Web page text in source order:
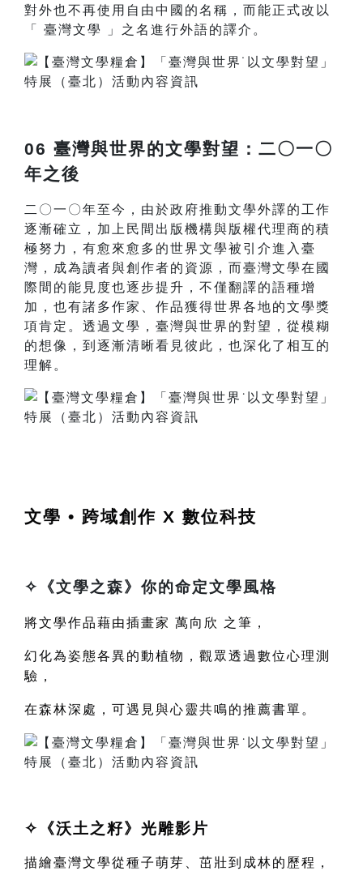
對外也不再使用自由中國的名稱，而能正式改以
「 臺灣文學 」之名進行外語的譯介。
06 臺灣與世界的文學對望：二〇一〇
年之後
二〇一〇年至今，由於政府推動文學外譯的工作
逐漸確立，加上民間出版機構與版權代理商的積
極努力，有愈來愈多的世界文學被引介進入臺
灣，成為讀者與創作者的資源，而臺灣文學在國
際間的能見度也逐步提升，不僅翻譯的語種增
加，也有諸多作家、作品獲得世界各地的文學獎
項肯定。透過文學，臺灣與世界的對望，從模糊
的想像，到逐漸清晰看見彼此，也深化了相互的
理解。
文學 • 跨域創作 X 數位科技
✧ 《文學之森》你的命定文學風格
將文學作品藉由插畫家 萬向欣 之筆，
幻化為姿態各異的動植物，觀眾透過數位心理測
驗，
在森林深處，可遇見與心靈共鳴的推薦書單。
✧ 《沃土之籽》光雕影片
描繪臺灣文學從種子萌芽、茁壯到成林的歷程，